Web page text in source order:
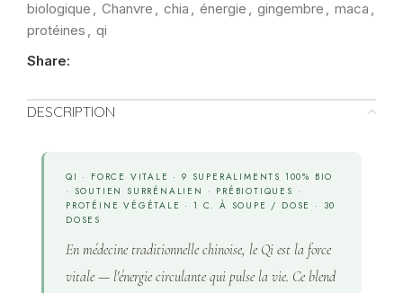
biologique , Chanvre , chia , énergie , gingembre , maca ,
protéines , qi
Share:
DESCRIPTION
QI · FORCE VITALE · 9 SUPERALIMENTS 100% BIO
· SOUTIEN SURRÉNALIEN · PRÉBIOTIQUES ·
PROTÉINE VÉGÉTALE · 1 C. À SOUPE / DOSE · 30
DOSES
En médecine traditionnelle chinoise, le Qi est la force
vitale — l'énergie circulante qui pulse la vie. Ce blend